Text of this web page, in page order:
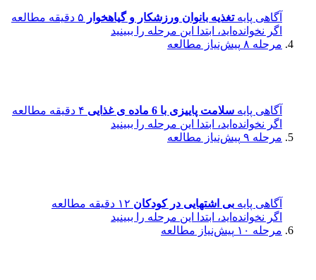
آگاهی پایهتغذیه بانوان ورزشکار و گیاهخوار ۵ دقیقه مطالعه
اگر نخوانده‌اید، ابتدا این مرحله را ببینید
مرحله ۸
پیش‌نیاز مطالعه
آگاهی پایه سلامت پاییزی با 6 ماده ی غذایی
۴ دقیقه مطالعه
اگر نخوانده‌اید، ابتدا این مرحله را ببینید
مرحله ۹
پیش‌نیاز مطالعه
آگاهی پایه بی اشتهایی در کودکان ۱۲ دقیقه مطالعه
اگر نخوانده‌اید، ابتدا این مرحله را ببینید
مرحله ۱۰
پیش‌نیاز مطالعه